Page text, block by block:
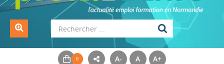
A- A A+